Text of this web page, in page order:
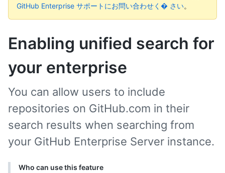
GitHub Enterprise サポートにお問い合わせく� さい。
Enabling unified search for
your enterprise
You can allow users to include
repositories on GitHub.com in their
search results when searching from
your GitHub Enterprise Server instance.
Who can use this feature